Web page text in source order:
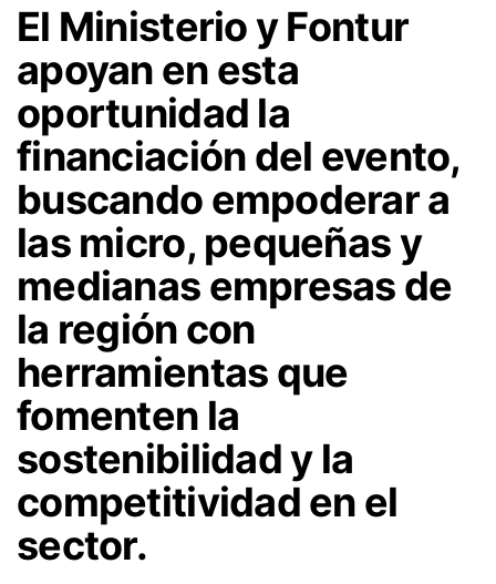
El Ministerio y Fontur
apoyan en esta
oportunidad la
financiación del evento,
buscando empoderar a
las micro, pequeñas y
medianas empresas de
la región con
herramientas que
fomenten la
sostenibilidad y la
competitividad en el
sector.